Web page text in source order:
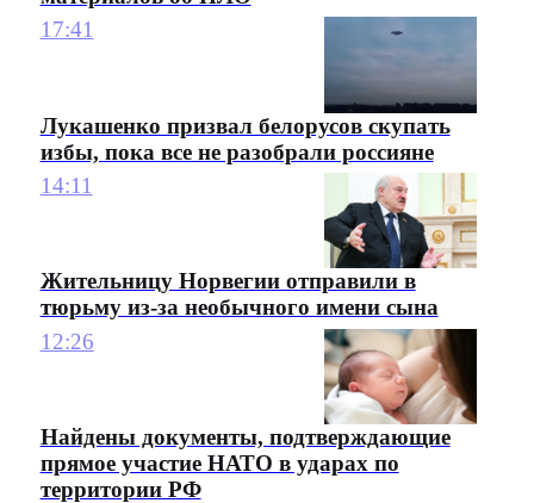
17:41
Лукашенко призвал белорусов скупать
избы, пока все не разобрали россияне
14:11
Жительницу Норвегии отправили в
тюрьму из-за необычного имени сына
12:26
Найдены документы, подтверждающие
прямое участие НАТО в ударах по
территории РФ